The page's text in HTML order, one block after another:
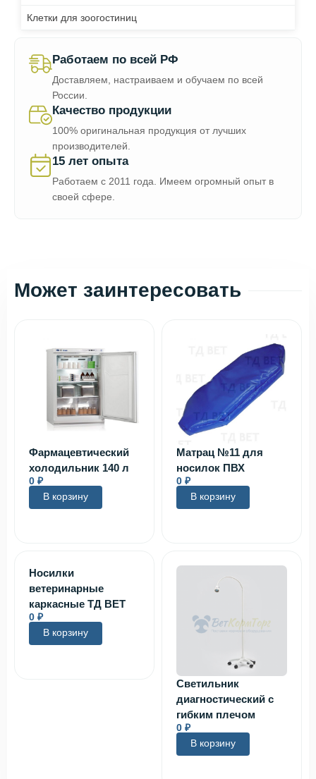
Клетки для зоогостиниц
Работаем по всей РФ
Доставляем, настраиваем и обучаем по всей
России.
Качество продукции
100% оригинальная продукция от лучших
производителей.
15 лет опыта
Работаем с 2011 года. Имеем огромный опыт в
своей сфере.
Может заинтересовать
Фармацевтический
холодильник 140 л
0 ₽
В корзину
Матрац №11 для
носилок ПВХ
0 ₽
В корзину
Носилки
ветеринарные
каркасные ТД ВЕТ
0 ₽
В корзину
Светильник
диагностический с
гибким плечом
0 ₽
В корзину